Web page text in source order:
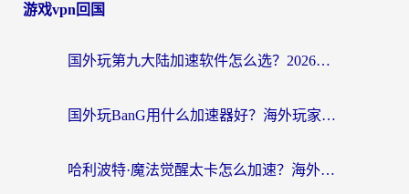
游戏vpn回国
国外玩第九大陆加速软件怎么选？2026终极指南帮你告别延迟卡顿
国外玩BanG用什么加速器好？海外玩家亲测的国服游戏加速终极方案
哈利波特·魔法觉醒太卡怎么加速？海外党亲测有效的国服游戏加速指南